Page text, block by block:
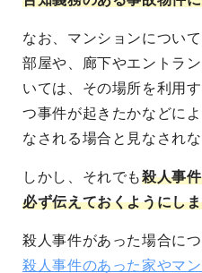
なお、マンションについ
部屋や、廊下やエントラ
いては、その場所を利用
つ事件が起きたかなどに
なされる場合と見なされ
しかし、それでも殺人事
必ず伝えておくようにし
殺人事件があった場合につ
殺人事件のあった家やマ